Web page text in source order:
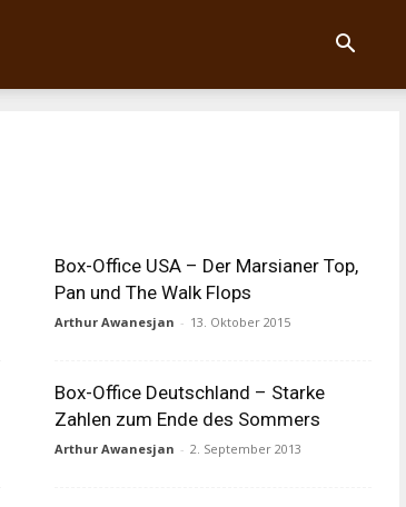
Box-Office USA – Der Marsianer Top,
Pan und The Walk Flops
Arthur Awanesjan - 13. Oktober 2015
Box-Office Deutschland – Starke
Zahlen zum Ende des Sommers
Arthur Awanesjan - 2. September 2013